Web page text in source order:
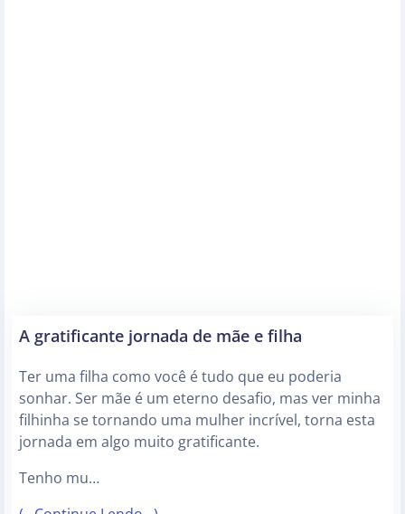
A gratificante jornada de mãe e filha
Ter uma filha como você é tudo que eu poderia
sonhar. Ser mãe é um eterno desafio, mas ver minha
filhinha se tornando uma mulher incrível, torna esta
jornada em algo muito gratificante.
Tenho mu…